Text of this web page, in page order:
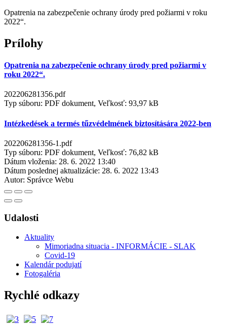
Opatrenia na zabezpečenie ochrany úrody pred požiarmi v roku
2022“.
Prílohy
Opatrenia na zabezpečenie ochrany úrody pred požiarmi v
roku 2022“.
202206281356.pdf
Typ súboru: PDF dokument, Veľkosť: 93,97 kB
Intézkedések a termés tűzvédelmének biztosítására 2022-ben
202206281356-1.pdf
Typ súboru: PDF dokument, Veľkosť: 76,82 kB
Dátum vloženia: 28. 6. 2022 13:40
Dátum poslednej aktualizácie: 28. 6. 2022 13:43
Autor: Správce Webu
Udalosti
Aktuality
Mimoriadna situacia - INFORMÁCIE - SLAK
Covid-19
Kalendár podujatí
Fotogaléria
Rychlé odkazy